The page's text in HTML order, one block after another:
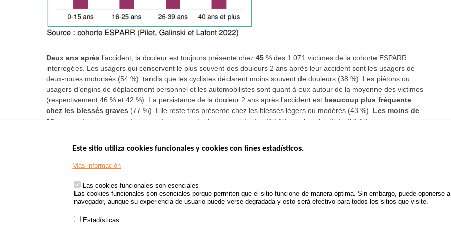
Deux ans après l’accident, la douleur est toujours présente chez 45 % des 1 071 victimes de la cohorte ESPARR
interrogées. Les usagers qui conservent le plus souvent des douleurs 2 ans après leur accident sont les usagers de
deux-roues motorisés (54 %), tandis que les cyclistes déclarent moins souvent de douleurs (38 %). Les piétons ou
usagers d’engins de déplacement personnel et les automobilistes sont quant à eux autour de la moyenne des victimes
(respectivement 46 % et 42 %). La persistance de la douleur 2 ans après l’accident est beaucoup plus fréquente
chez les blessés graves (77 %). Elle reste très présente chez les blessés légers ou modérés (43 %). Les moins de
16 ans
sont moins souvent concernés par ces douleurs persistantes (17 %) que les plus âgés (51 %).
www.gouvernement.gouv.fr
www.legifrance.gouv.fr
Informe anual de la delincuencia
POLÍTICA
Este sitio utiliza cookies funcionales y cookies con fines estadísticos.
Más información
Las cookies funcionales son esenciales
Las cookies funcionales son esenciales porque permiten que el sitio funcione de manera óptima. Sin embargo, puede oponerse
navegador, aunque su experiencia de usuario puede verse degradada y esto será efectivo para todos los sitios que visite.
Estadísticas